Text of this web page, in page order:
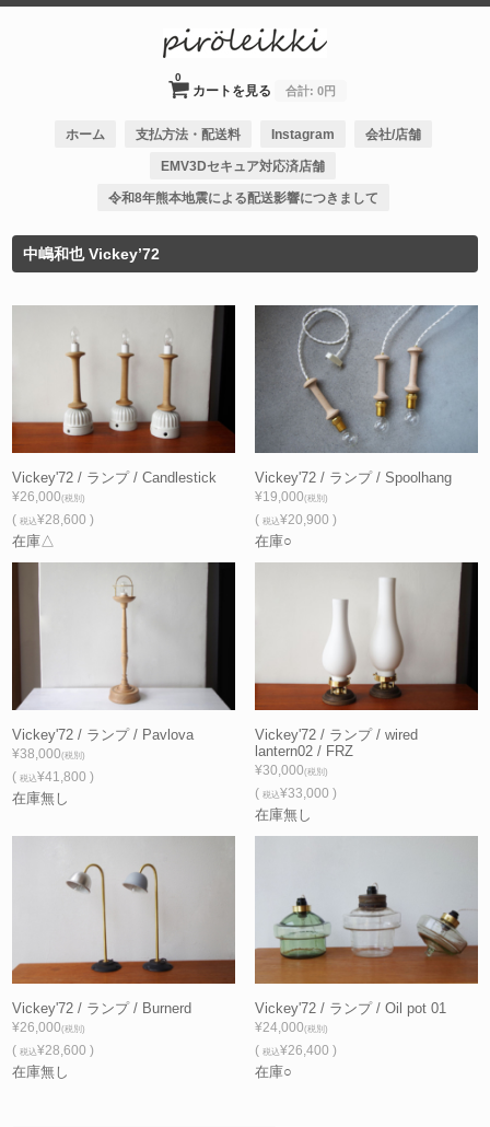
カートを見る
0
合計: 0円
ホーム 支払方法・配送料 Instagram 会社/店舗
EMV3Dセキュア対応済店舗
令和8年熊本地震による配送影響につきまして
中嶋和也 Vickey’72
Vickey'72 / ランプ / Candlestick
¥26,000(税別)
(税込¥28,600 )
在庫△
Vickey'72 / ランプ / Spoolhang
¥19,000(税別)
( 税込¥20,900 )
在庫○
Vickey'72 / ランプ / Pavlova
¥38,000(税別)
(税込¥41,800 )
在庫無し
Vickey'72 / ランプ / wired
lantern02 / FRZ
¥30,000(税別)
( 税込¥33,000 )
在庫無し
Vickey'72 / ランプ / Burnerd
¥26,000(税別)
(税込¥28,600 )
在庫無し
Vickey'72 / ランプ / Oil pot 01
¥24,000(税別)
( 税込¥26,400 )
在庫○